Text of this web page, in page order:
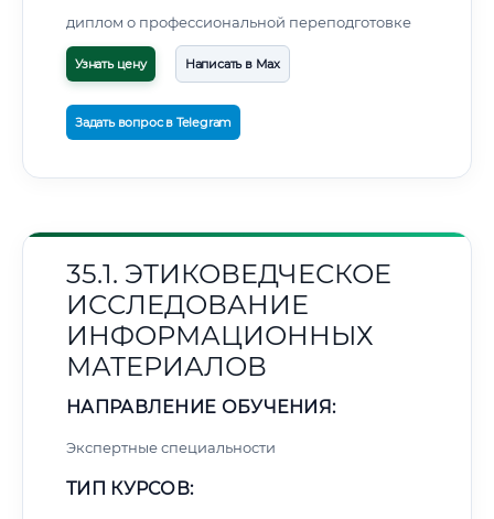
диплом о профессиональной переподготовке
Узнать цену Написать в Max
Задать вопрос в Telegram
35.1. ЭТИКОВЕДЧЕСКОЕ
ИССЛЕДОВАНИЕ
ИНФОРМАЦИОННЫХ
МАТЕРИАЛОВ
НАПРАВЛЕНИЕ ОБУЧЕНИЯ:
Экспертные специальности
ТИП КУРСОВ: